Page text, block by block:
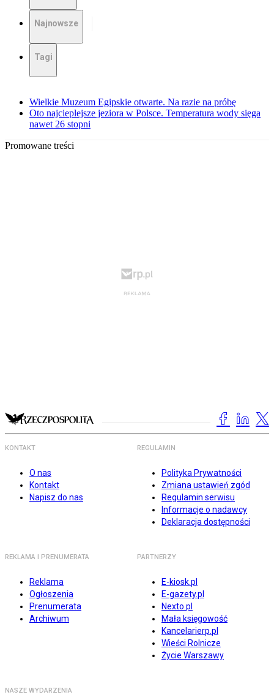
Najnowsze
Tagi
Wielkie Muzeum Egipskie otwarte. Na razie na próbę
Oto najcieplejsze jeziora w Polsce. Temperatura wody sięga
nawet 26 stopni
Promowane treści
KONTAKT
O nas
Kontakt
Napisz do nas
REGULAMIN
Polityka Prywatności
Zmiana ustawień zgód
Regulamin serwisu
Informacje o nadawcy
Deklaracja dostępności
REKLAMA I PRENUMERATA
Reklama
Ogłoszenia
Prenumerata
Archiwum
PARTNERZY
E-kiosk.pl
E-gazety.pl
Nexto.pl
Mała księgowość
Kancelarierp.pl
Wieści Rolnicze
Życie Warszawy
NASZE WYDARZENIA